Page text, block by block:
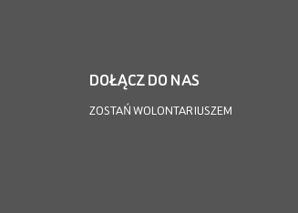
DOŁĄCZ DO NAS
ZOSTAŃ WOLONTARIUSZEM